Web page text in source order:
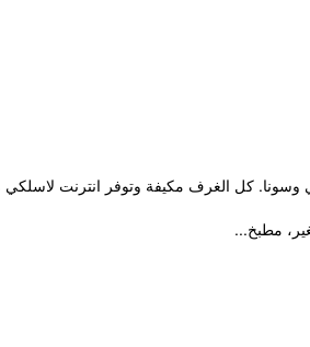
مطبخ...